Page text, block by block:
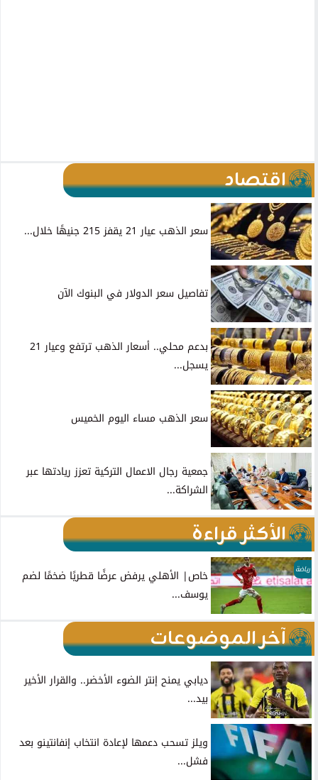
اقتصاد
سعر الذهب عيار 21 يقفز 215 جنيهًا خلال...
تفاصيل سعر الدولار في البنوك الآن
بدعم محلي.. أسعار الذهب ترتفع وعيار 21
يسجل...
سعر الذهب مساء اليوم الخميس
جمعية رجال الاعمال التركية تعزز ريادتها عبر
الشراكة...
الأكثر قراءة
رياضة
خاص| الأهلي يرفض عرضًا قطريًا ضخمًا لضم
يوسف...
آخر الموضوعات
ديابي يمنح إنتر الضوء الأخضر.. والقرار الأخير
بيد...
ويلز تسحب دعمها لإعادة انتخاب إنفانتينو بعد
فشل...